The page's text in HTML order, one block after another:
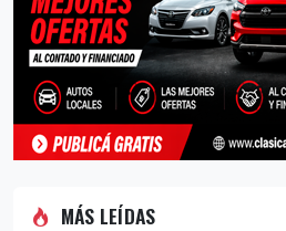
MÁS LEÍDAS